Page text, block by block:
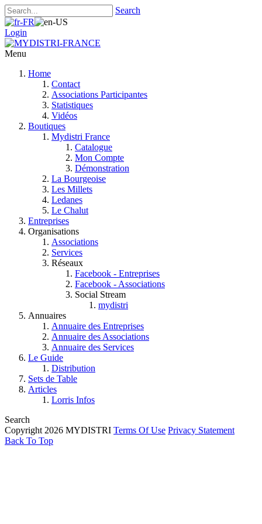
Search
Login
Menu
Home
Contact
Associations Participantes
Statistiques
Vidéos
Boutiques
Mydistri France
Catalogue
Mon Compte
Démonstration
La Bourgeoise
Les Millets
Ledanes
Le Chalut
Entreprises
Organisations
Associations
Services
Réseaux
Facebook - Entreprises
Facebook - Associations
Social Stream
mydistri
Annuaires
Annuaire des Entreprises
Annuaire des Associations
Annuaire des Services
Le Guide
Distribution
Sets de Table
Articles
Lorris Infos
Search
Copyright 2026 MYDISTRI Terms Of Use Privacy Statement
Back To Top